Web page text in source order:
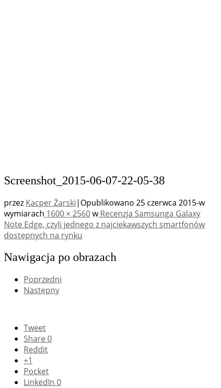
Screenshot_2015-06-07-22-05-38
przez Kacper Żarski| Opublikowano 25 czerwca 2015-w
wymiarach 1600 × 2560wRecenzja Samsunga Galaxy
Note Edge, czyli jednego z najciekawszych smartfonów
dostępnych na rynku
Nawigacja po obrazach
Poprzedni
Następny
Tweet
Share 0
Reddit
+1
Pocket
LinkedIn 0